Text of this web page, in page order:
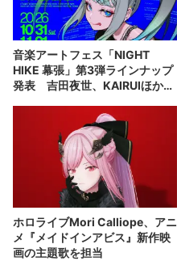
音楽アートフェス「NIGHT
HIKE 幕張」第3弾ラインナップ
発表 吉田夜世、KAIRUIほか
ホロライブMori Calliope、アニ
メ『メイドインアビス』新作映
画の主題歌を担当